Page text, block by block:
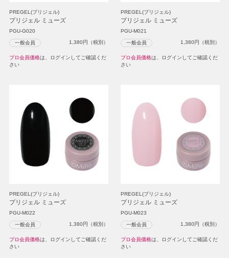
PREGEL(プリジェル)
プリジェル ミューズ
PGU-G020
一般会員 1,380円（税別）
プロ会員価格は、ログインしてご確認くだ
さい
PREGEL(プリジェル)
プリジェル ミューズ
PGU-M021
一般会員 1,380円（税別）
プロ会員価格は、ログインしてご確認くだ
さい
PREGEL(プリジェル)
プリジェル ミューズ
PGU-M022
一般会員 1,380円（税別）
プロ会員価格は、ログインしてご確認くだ
さい
PREGEL(プリジェル)
プリジェル ミューズ
PGU-M023
一般会員 1,380円（税別）
プロ会員価格は、ログインしてご確認くだ
さい